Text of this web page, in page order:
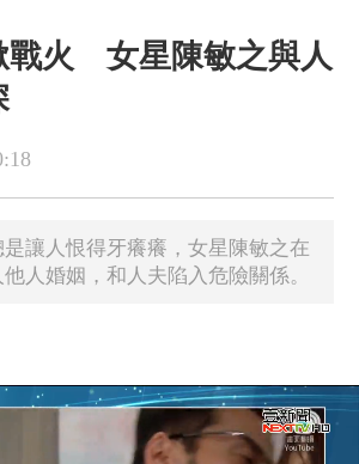
戰火 女星陳敏之與人
讓人恨得牙癢癢，女星陳敏之在
人婚姻，和人夫陷入危險關係。